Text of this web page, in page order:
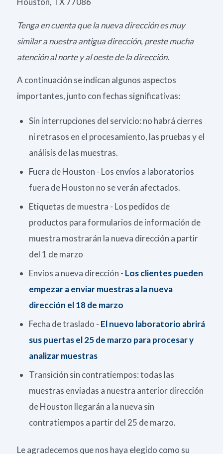
Tenga en cuenta que la nueva dirección es muy
similar a nuestra antigua dirección, preste mucha
atención al norte y al oeste de la dirección.
A continuación se indican algunos aspectos
importantes, junto con fechas significativas:
Sin interrupciones del servicio: no habrá cierres
ni retrasos en el procesamiento, las pruebas y el
análisis de las muestras.
Fuera de Houston - Los envíos a laboratorios
fuera de Houston no se verán afectados.
Etiquetas de muestra - Los pedidos de
productos para formularios de información de
muestra mostrarán la nueva dirección a partir
del 1 de marzo
Envíos a nueva dirección - Los clientes pueden
empezar a enviar muestras a la nueva
dirección el 18 de marzo
Fecha de traslado - El nuevo laboratorio abrirá
sus puertas el 25 de marzo para procesar y
analizar muestras
Transición sin contratiempos: todas las
muestras enviadas a nuestra anterior dirección
de Houston llegarán a la nueva sin
contratiempos a partir del 25 de marzo.
Le agradecemos que nos haya elegido como su